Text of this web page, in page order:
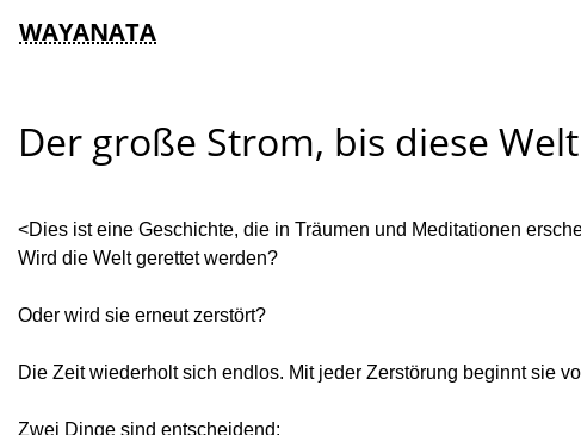
WAYANATA
Der große Strom, bis diese
<Dies ist eine Geschichte, die in Träumen und Meditationen
Wird die Welt gerettet werden?
Oder wird sie erneut zerstört?
Die Zeit wiederholt sich endlos. Mit jeder Zerstörung beginnt sie
Zwei Dinge sind entscheidend: